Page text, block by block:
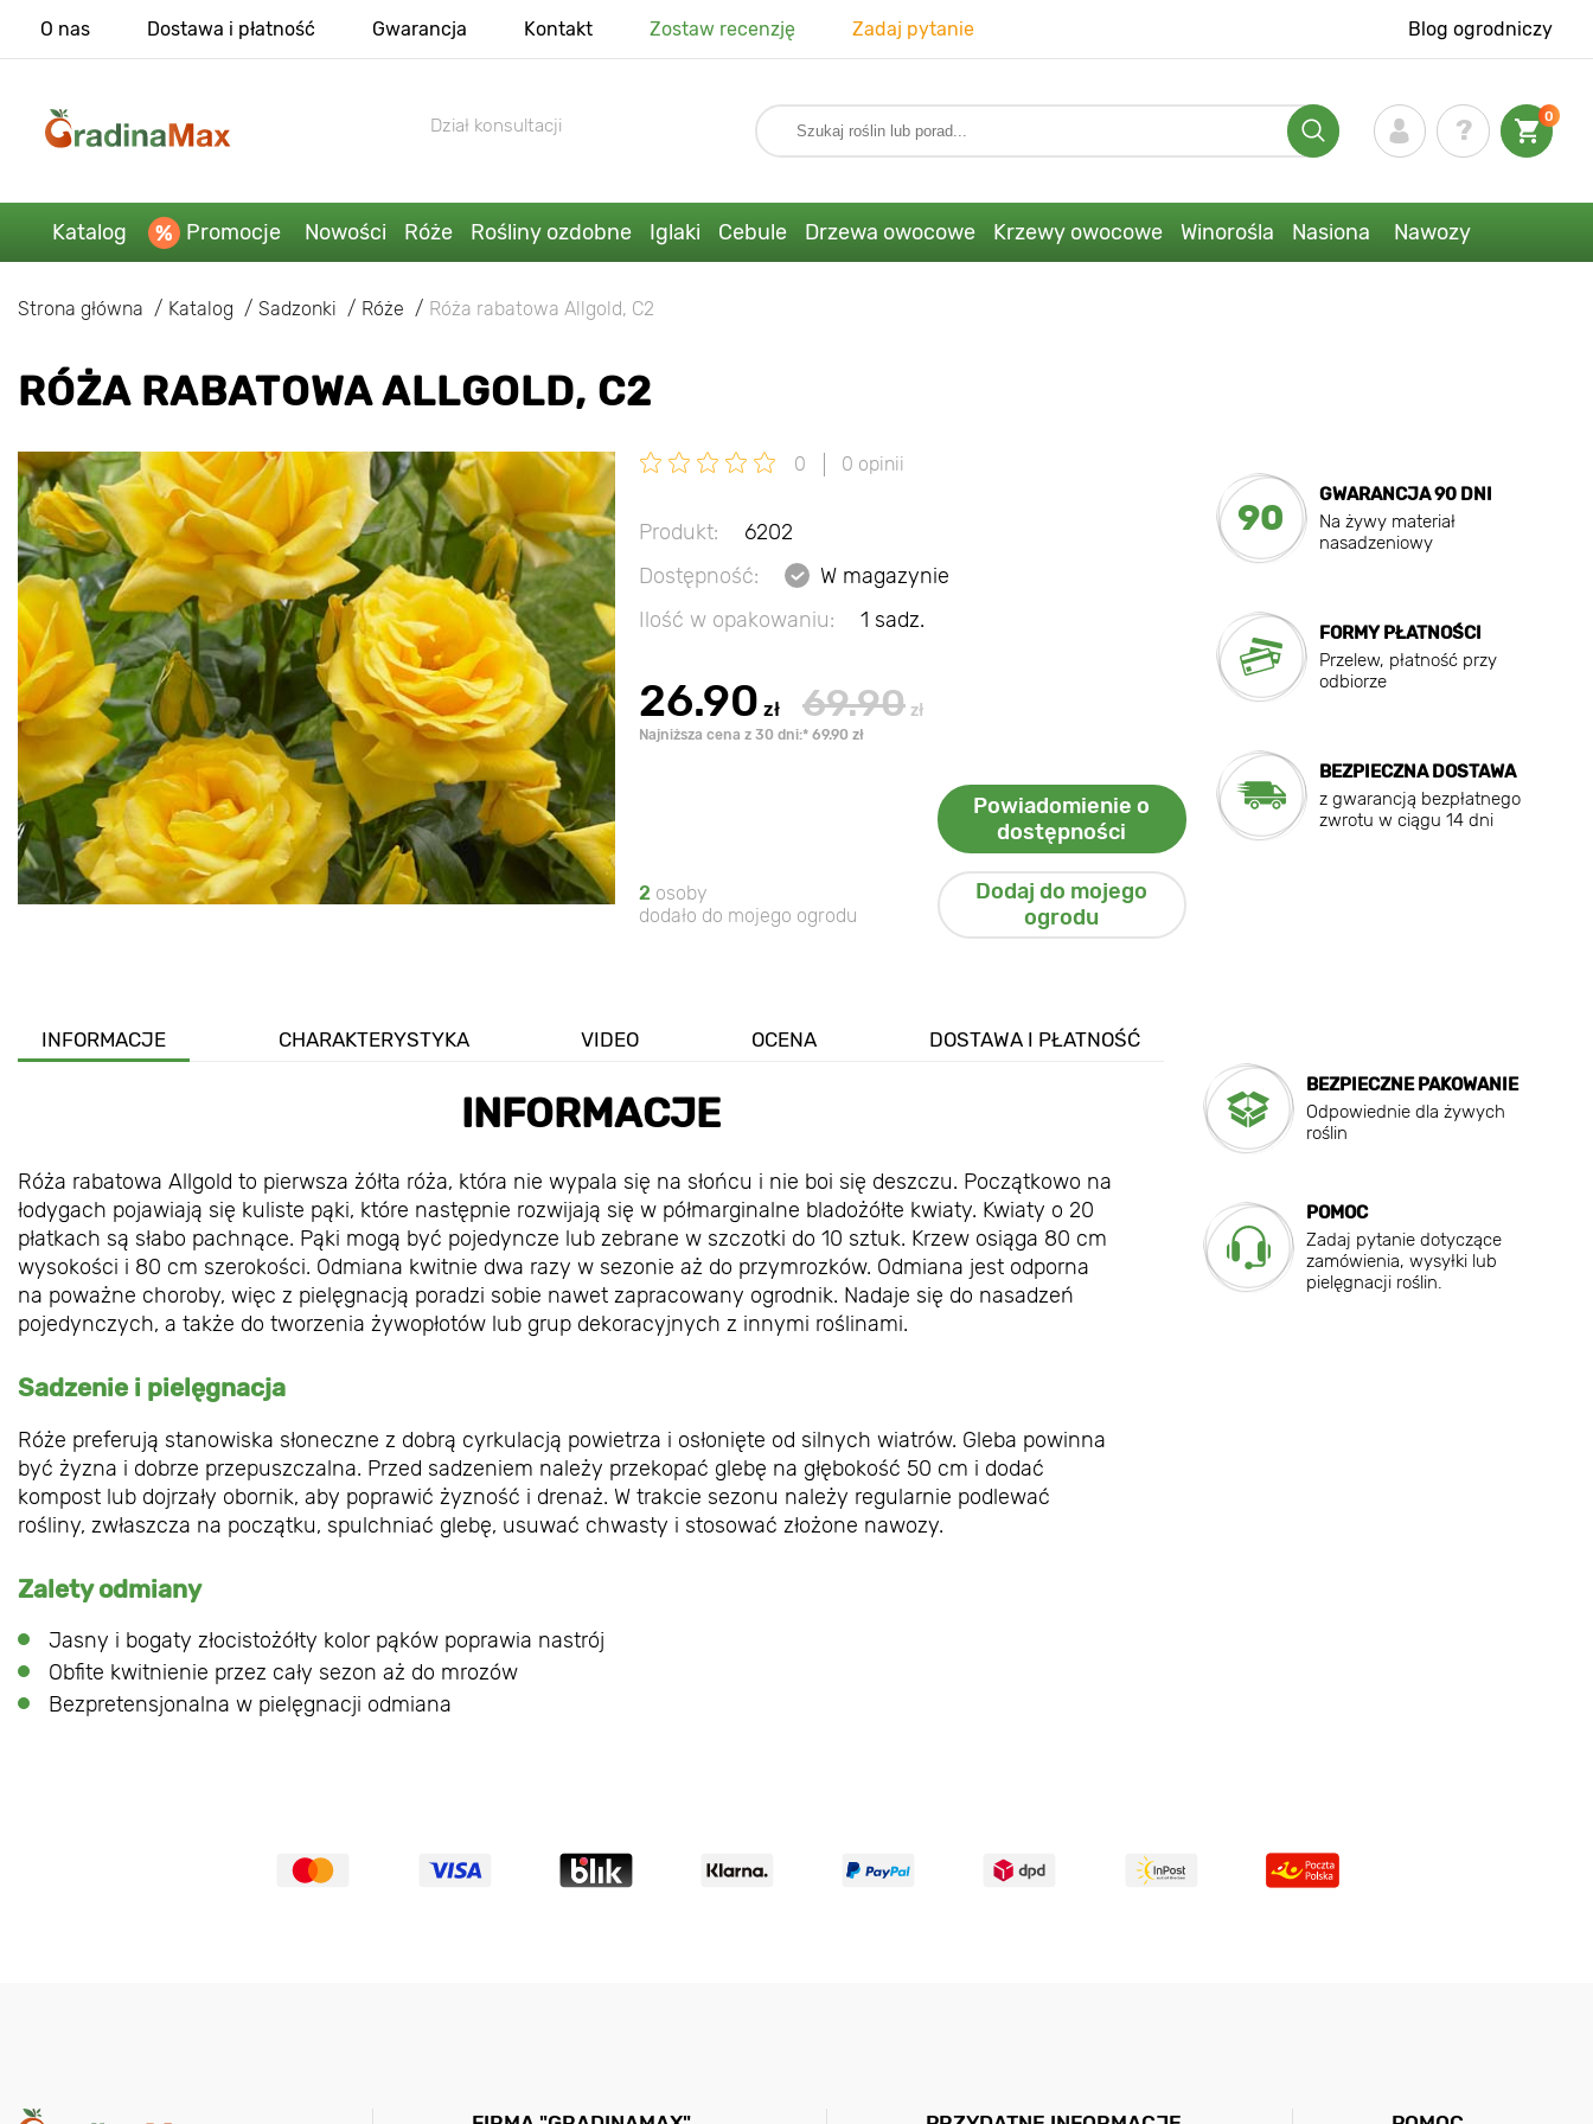
O nas Dostawa i płatność Gwarancja Kontakt Zostaw recenzję Zadaj pytanie Blog ogrodniczy
Dział konsultacji 0
Katalog Promocje Nowości Róże Rośliny ozdobne Iglaki Cebule Drzewa owocowe Krzewy owocowe Winorośla Nasiona Nawozy
Strona główna Katalog Sadzonki Róże Róża rabatowa Allgold, C2
RÓŻA RABATOWA ALLGOLD, C2
0 0 opinii
Produkt:
6202
Dostępność:
W magazynie
Ilość w opakowaniu:
1 sadz.
26.90 zł 69.90 zł
Najniższa cena z 30 dni:* 69.90 zł
Powiadomienie o
dostępności
2 osoby
dodało do mojego ogrodu
Dodaj do mojego
ogrodu
90
GWARANCJA 90 DNI
Na żywy materiał
nasadzeniowy
FORMY PŁATNOŚCI
Przelew, płatność przy
odbiorze
BEZPIECZNA DOSTAWA
z gwarancją bezpłatnego
zwrotu w ciągu 14 dni
INFORMACJE CHARAKTERYSTYKA VIDEO OCENA DOSTAWA I PŁATNOŚĆ
INFORMACJE
Róża rabatowa Allgold to pierwsza żółta róża, która nie wypala się na słońcu i nie boi się deszczu. Początkowo na
łodygach pojawiają się kuliste pąki, które następnie rozwijają się w półmarginalne bladożółte kwiaty. Kwiaty o 20
płatkach są słabo pachnące. Pąki mogą być pojedyncze lub zebrane w szczotki do 10 sztuk. Krzew osiąga 80 cm
wysokości i 80 cm szerokości. Odmiana kwitnie dwa razy w sezonie aż do przymrozków. Odmiana jest odporna
na poważne choroby, więc z pielęgnacją poradzi sobie nawet zapracowany ogrodnik. Nadaje się do nasadzeń
pojedynczych, a także do tworzenia żywopłotów lub grup dekoracyjnych z innymi roślinami.
Sadzenie i pielęgnacja
Róże preferują stanowiska słoneczne z dobrą cyrkulacją powietrza i osłonięte od silnych wiatrów. Gleba powinna
być żyzna i dobrze przepuszczalna. Przed sadzeniem należy przekopać glebę na głębokość 50 cm i dodać
kompost lub dojrzały obornik, aby poprawić żyzność i drenaż. W trakcie sezonu należy regularnie podlewać
rośliny, zwłaszcza na początku, spulchniać glebę, usuwać chwasty i stosować złożone nawozy.
Zalety odmiany
Jasny i bogaty złocistożółty kolor pąków poprawia nastrój
Obfite kwitnienie przez cały sezon aż do mrozów
Bezpretensjonalna w pielęgnacji odmiana
BEZPIECZNE PAKOWANIE
Odpowiednie dla żywych
roślin
POMOC
Zadaj pytanie dotyczące
zamówienia, wysyłki lub
pielęgnacji roślin.